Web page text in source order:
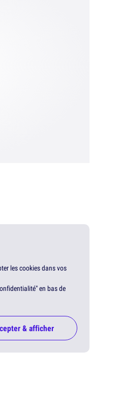
les cookies dans vos
en bas de
& afficher